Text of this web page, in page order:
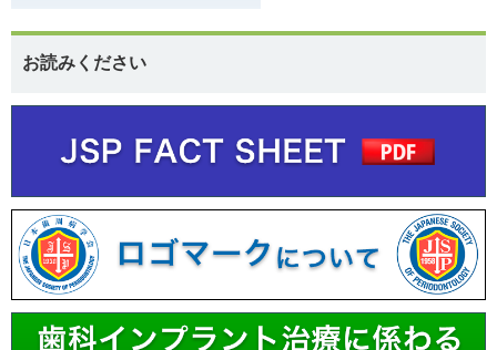
お読みください